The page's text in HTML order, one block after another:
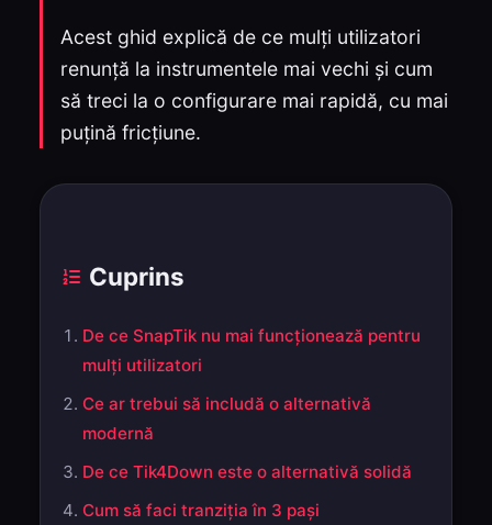
Acest ghid explică de ce mulți utilizatori
renunță la instrumentele mai vechi și cum
să treci la o configurare mai rapidă, cu mai
puțină fricțiune.
Cuprins
De ce SnapTik nu mai funcționează pentru
mulți utilizatori
Ce ar trebui să includă o alternativă
modernă
De ce Tik4Down este o alternativă solidă
Cum să faci tranziția în 3 pași